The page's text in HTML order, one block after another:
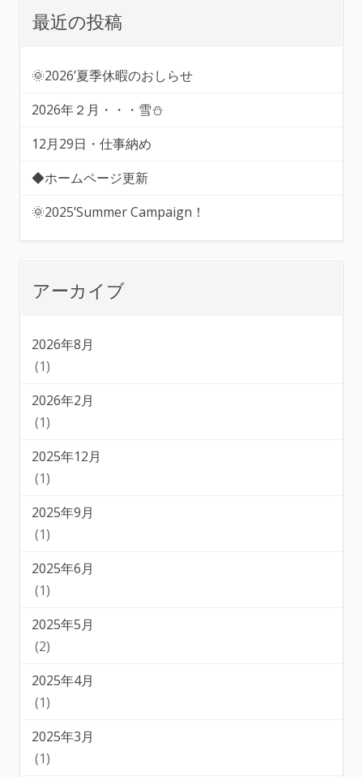
シ
ョ
ン
最近の投稿
🌞2026’夏季休暇のおしらせ
2026年２月・・・雪⛄
12月29日・仕事納め
◆ホームページ更新
🌞2025’Summer Campaign！
アーカイブ
2026年8月
(1)
2026年2月
(1)
2025年12月
(1)
2025年9月
(1)
2025年6月
(1)
2025年5月
(2)
2025年4月
(1)
2025年3月
(1)